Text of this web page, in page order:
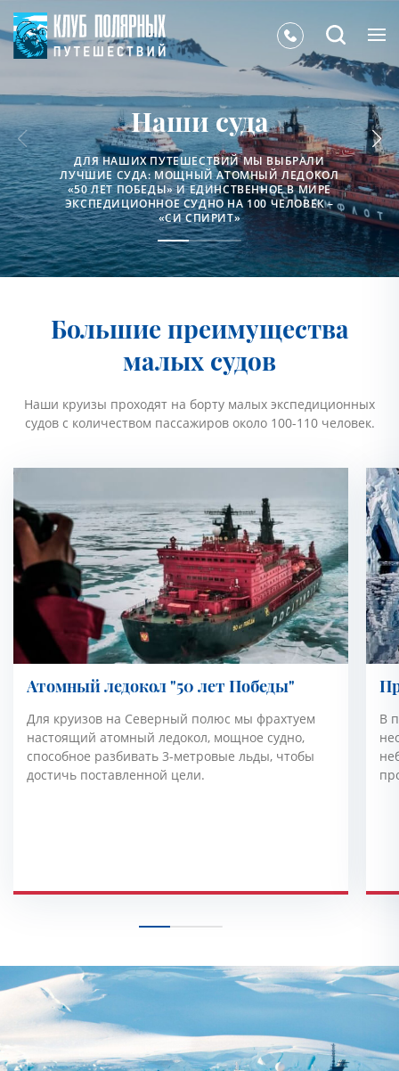
Наши суда
ДЛЯ НАШИХ ПУТЕШЕСТВИЙ МЫ ВЫБРАЛИ
ЛУЧШИЕ СУДА: МОЩНЫЙ АТОМНЫЙ ЛЕДОКОЛ
«50 ЛЕТ ПОБЕДЫ» И ЕДИНСТВЕННОЕ В МИРЕ
ЭКСПЕДИЦИОННОЕ СУДНО НА 100 ЧЕЛОВЕК –
«СИ СПИРИТ»
Большие преимущества
малых судов
Наши круизы проходят на борту малых экспедиционных
судов с количеством пассажиров около 100-110 человек.
Атомный ледокол "50 лет Победы"
Для круизов на Северный полюс мы фрахтуем
настоящий атомный ледокол, мощное судно,
способное разбивать 3-метровые льды, чтобы
достичь поставленной цели.
В